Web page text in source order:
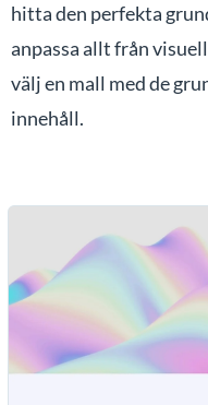
hitta den perfekta
anpassa allt från
välj en mall med de
innehåll.